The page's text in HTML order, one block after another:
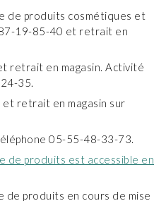
de produits cosmétiques et
19-85-40 et retrait en
retrait en magasin. Activité
35.
retrait en magasin sur
05-55-48-33-73.
de produits est accessible en
de produits en cours de mise